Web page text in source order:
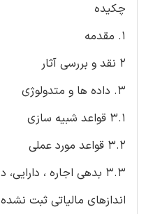
چکیده
1. مقدمه
2 نقد و بررسی آثار
3. داده ها و متدولوژی
3.1 قواعد شبیه سازی
3.2 قواعد مورد عملی
3.3 بدهی اجاره ،
اندازهای مالیاتی ثبت نشده